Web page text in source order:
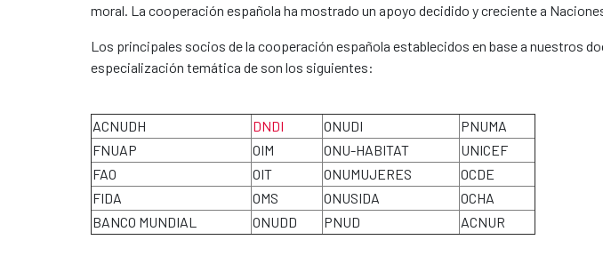
moral. La cooperación española ha mostrado un apoyo decidido y creciente a
Los principales socios de la cooperación española establecidos en base a nuestros
especialización temática de son los siguientes:
ACNUDH DNDI ONUDI
PNUMA
FNUAP
OIM ONU-HABITAT
UNICEF
FAO
OIT ONUMUJERES
OCDE
FIDA
OMS ONUSIDA
OCHA
BANCO MUNDIAL
ONUDD PNUD ACNUR